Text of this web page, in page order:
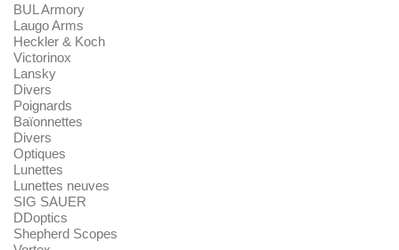
BUL Armory
Laugo Arms
Heckler & Koch
Victorinox
Lansky
Divers
Poignards
Baïonnettes
Divers
Optiques
Lunettes
Lunettes neuves
SIG SAUER
DDoptics
Shepherd Scopes